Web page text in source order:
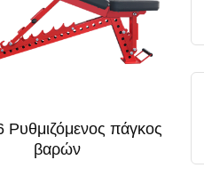
Ρυθμιζόμενος πάγκος
βαρών